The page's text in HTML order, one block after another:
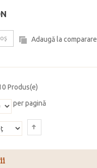
Adaugă la comparare
Produs(e)
per pagină